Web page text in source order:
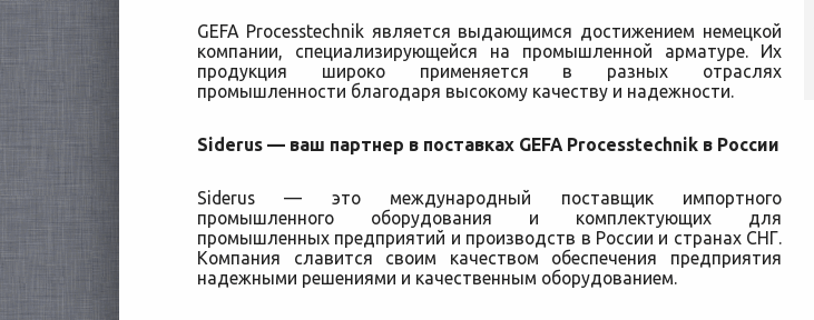
GEFA Processtechnik является выдающимся достижением немецкой
компании, специализирующейся на промышленной арматуре. Их
продукция широко применяется в разных отраслях
промышленности благодаря высокому качеству и надежности.
Siderus — ваш партнер в поставках GEFA Processtechnik в России
Siderus — это международный поставщик импортного
промышленного оборудования и комплектующих для
промышленных предприятий и производств в России и странах СНГ.
Компания славится своим качеством обеспечения предприятия
надежными решениями и качественным оборудованием.